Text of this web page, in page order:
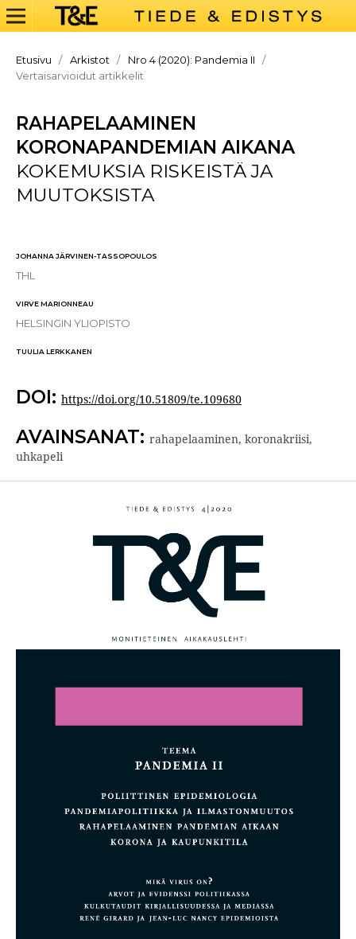
Etusivu / Arkistot / Nro 4 (2020): Pandemia II
/
Vertaisarvioidut artikkelit
RAHAPELAAMINEN
KORONAPANDEMIAN AIKANA
KOKEMUKSIA RISKEISTÄ JA
MUUTOKSISTA
JOHANNA JÄRVINEN-TASSOPOULOS
THL
VIRVE MARIONNEAU
HELSINGIN YLIOPISTO
TUULIA LERKKANEN
DOI: https://doi.org/10.51809/te.109680
AVAINSANAT: rahapelaaminen, koronakriisi,
uhkapeli